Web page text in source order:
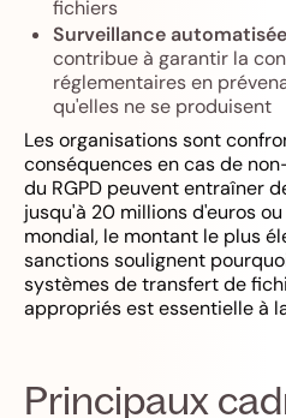
fichiers
Surveillance
contribue à garantir la
réglementaires en
qu'elles ne se produisent
Les organisations sont
conséquences en cas de
du RGPD peuvent entraîner
jusqu'à 20 millions d'euros
mondial, le montant le plus
sanctions soulignent
systèmes de transfert de
appropriés est essentielle à
Principaux